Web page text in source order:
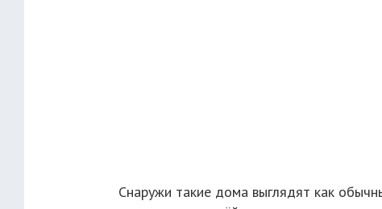
Снаружи такие дома выглядят как